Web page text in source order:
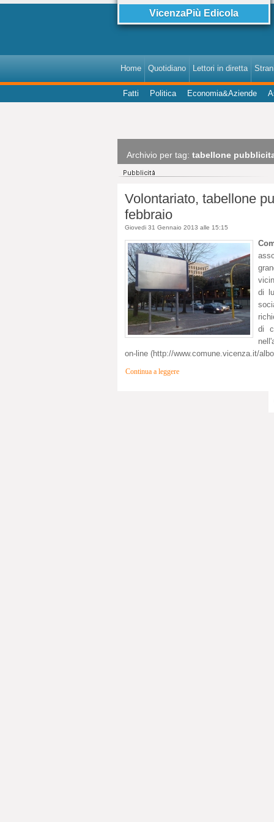
VicenzaPiù Edicola
Home Quotidiano Lettori in diretta
Fatti Politica Economia&Aziende
Archivio per tag: tabellone
Volontariato, tabellone
febbraio
Giovedi 31 Gennaio 2013 alle 15:15
di
di
on-line (http://www.comune.vicenza.it/
Continua a leggere